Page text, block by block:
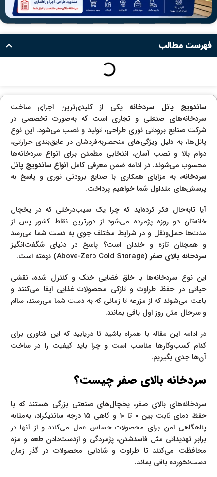
فهرست مطالب
ساندویچ پانل سردخانهیکی از کلیدی‌ترین اجزای ساخت
سردخانه‌های صنعتی و تجاری است که به‌صورت تخصصی در
شرکت صنایع برودتی نوری طراحی، تولید و نصب می‌شود. این نوع
پانل‌ها، به دلیل ویژگی‌های منحصر‌به‌فردشان در عایق‌بندی حرارتی،
دوام بالا و نصب آسان، انتخابی مطمئن برای انواع سردخانه‌ها
محسوب می‌شوند. در ادامه ضمن معرفی کامل انواع ساندویچ پانل
سردخانه، به مزایای همکاری با صنایع برودتی نوری و پاسخ به
پرسش‌های متداول شما خواهیم پرداخت.
آیا تابه‌حال فکر کرده‌اید که چرا یک سیب‌درختی که در یخچال
خانه‌تان دو روزه پژمرده می‌شود از دورترین نقاط کشور پس از
مدت‌ها حمل‌ونقل و در شرایط مختلف جوی به دست شما می‌رسد
و همچنان تازه و خندان است؟ پاسخ در دنیای شگفت‌انگیز
سردخانه‌ بالای صفر (Above-Zero Cold Storage) نهفته است.
این نوع سردخانه‌ها با خلق فضایی خنک و کنترل شده، نقشی
حیاتی در حفظ طراوت و تازگی محصولات غذایی ایفا می‌کنند و
باعث می‌شوند که از مزرعه تا زمانی که به دست شما می‌رسند، سالم
و سرحال مثل روز اول باقی بمانند.
در ادامه این مقاله با همراه باشید تا دریابید که این فناوری برای
کدام کسب‌وکارها مناسب است و چرا باید کیفیت را در ساخت
آن‌ها جدی بگیریم.
سردخانه بالای صفر چیست؟
سردخانه‌های بالای صفر، یخچال‌های صنعتی بزرگی هستند که با
حفظ دمای ثابت بین ۰ تا ۱۰ و گاهی ۱۵ درجه سانتیگراد، به‌مثابه
پناهگاهی امن برای محصولات حساس عمل می‌کنند و از آنها در
برابر تهدیداتی مثل فاسدشدن، پژمردگی و ازدست‌دادن طعم و مزه
محافظت می‌کنند تا طراوت و شادابی محصولات در گذر زمان
دست‌نخورده باقی بماند.